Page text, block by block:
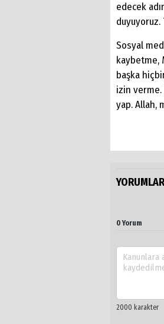
edecek
duyuyoruz.
Sosyal
kaybetme,
başka
izin
yap. Allah,
YORUMLAR
0 Yorum